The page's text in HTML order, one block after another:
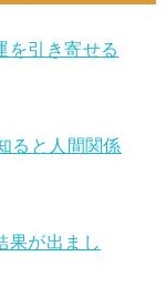
を引き寄せる
ると人間関係
果が出まし